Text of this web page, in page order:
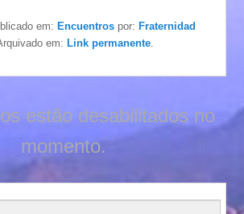
em:Encuentros por:Fraternidad
em:Link permanente
estão desabilitados no
momento.